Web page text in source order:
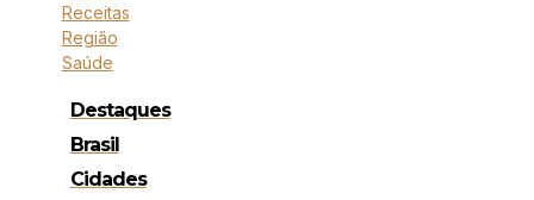
Receitas
Região
Saúde
Destaques
Brasil
Cidades